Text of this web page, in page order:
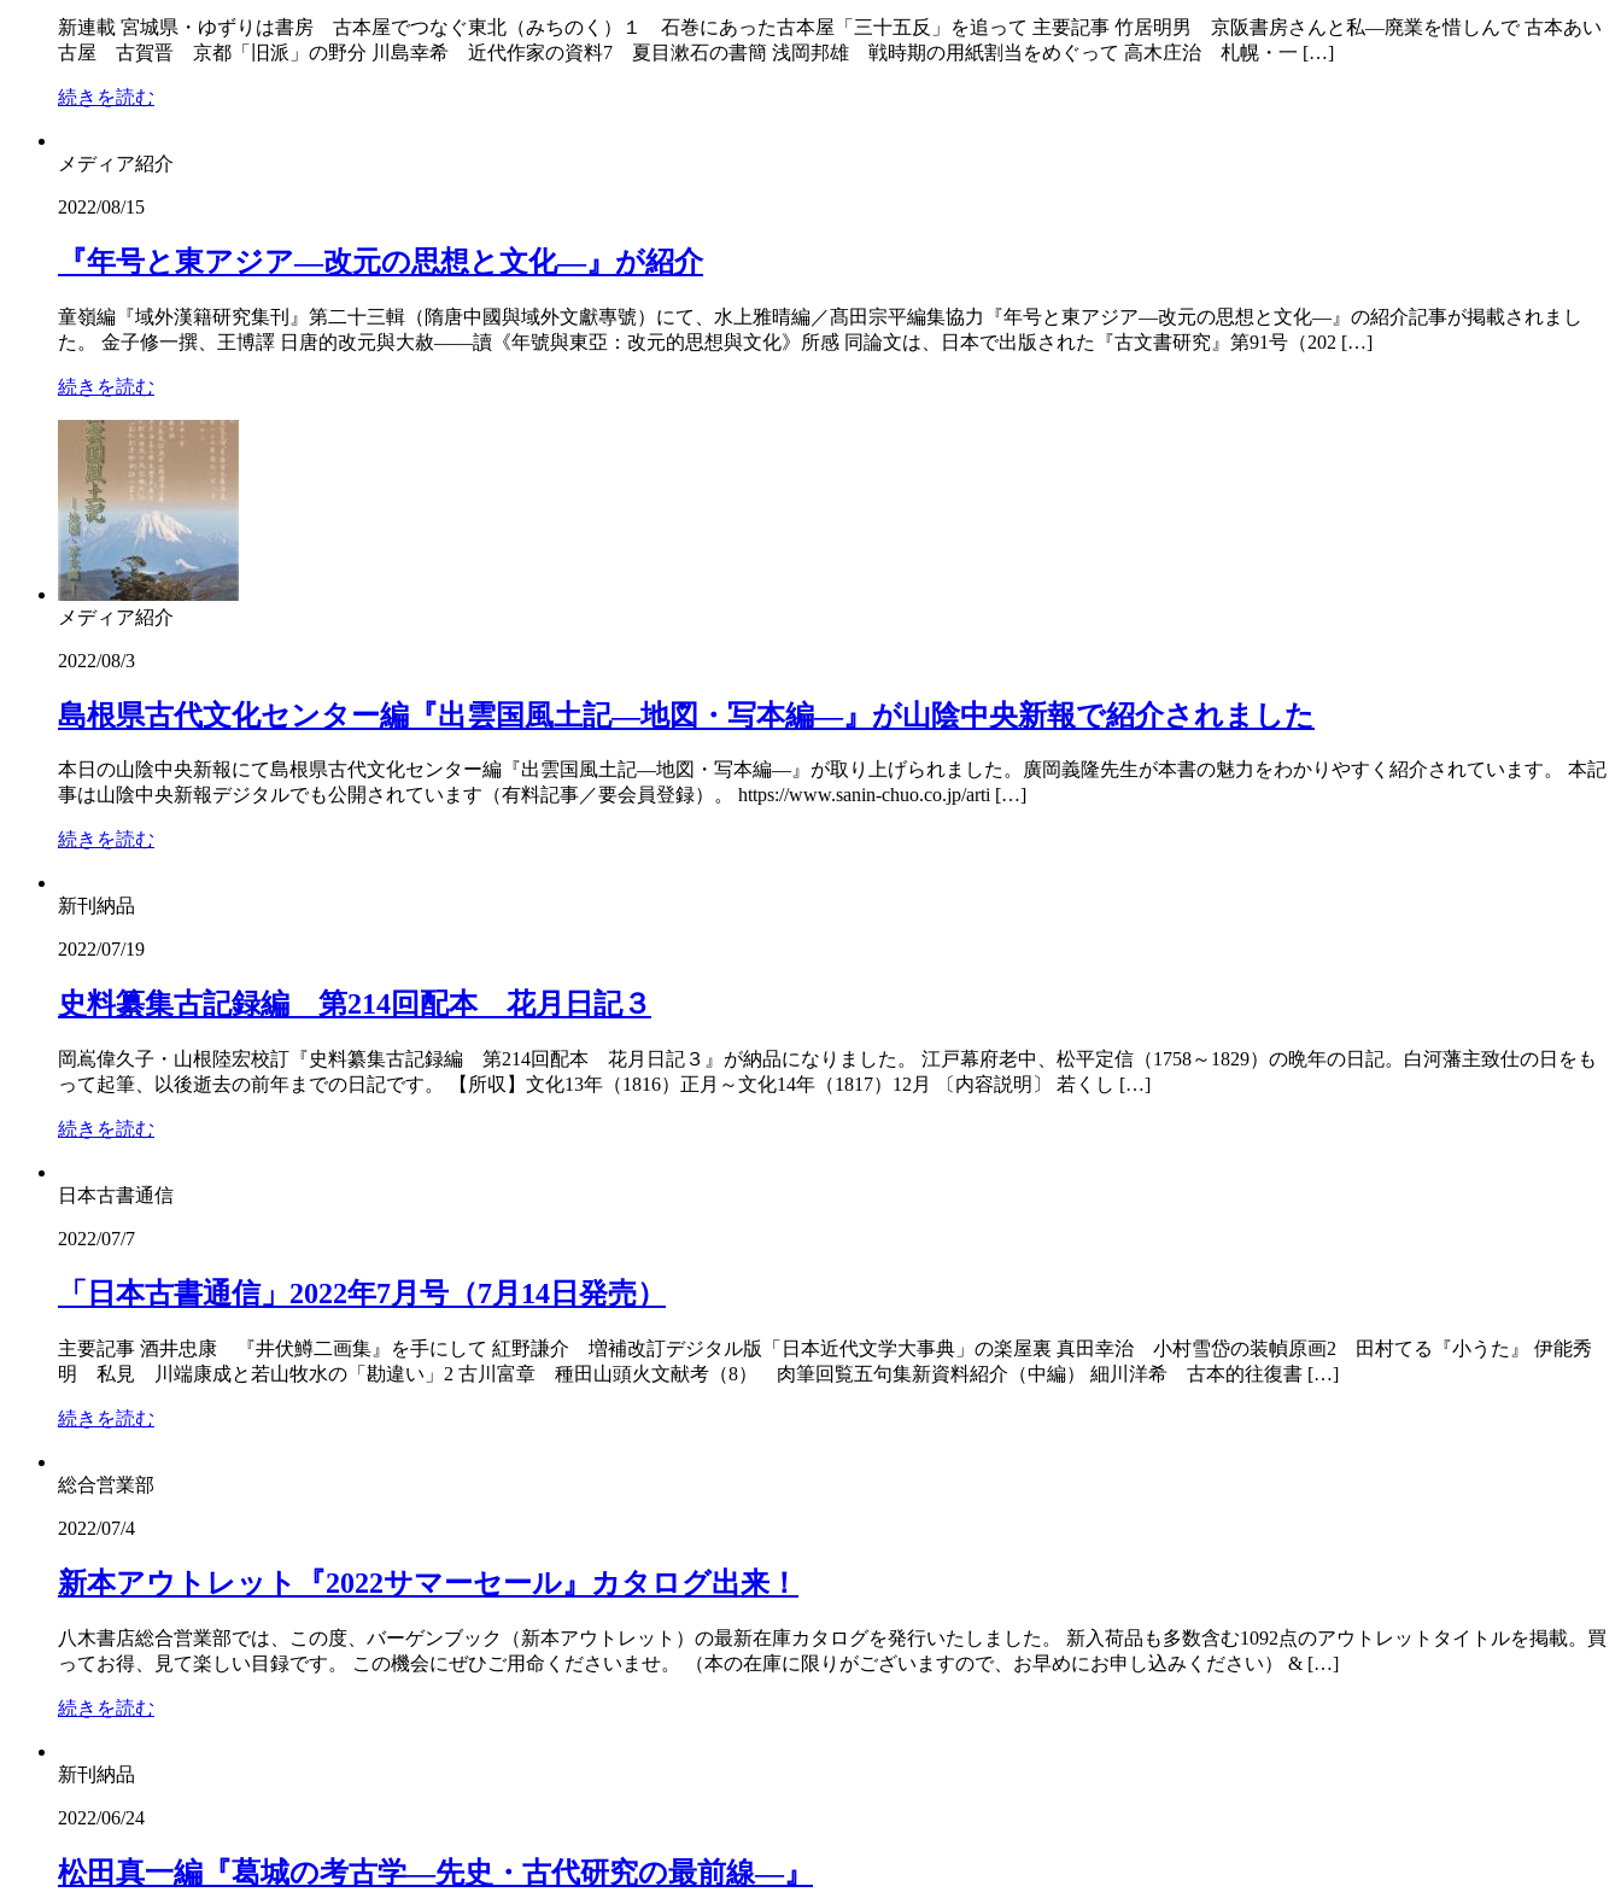
新連載 宮城県・ゆずりは書房 古本屋でつなぐ東北（みちのく）１ 石巻にあった古本屋「三十五反」を追って 主要記事 竹居明男 京阪書房さんと私―廃業を惜しんで 古本あい
古屋 古賀晋 京都「旧派」の野分 川島幸希 近代作家の資料7 夏目漱石の書簡 浅岡邦雄 戦時期の用紙割当をめぐって 高木庄治 札幌・一 […]
続きを読む
メディア紹介
2022/08/15
『年号と東アジア―改元の思想と文化―』が紹介
童嶺編『域外漢籍研究集刊』第二十三輯（隋唐中國與域外文獻專號）にて、水上雅晴編／髙田宗平編集協力『年号と東アジア―改元の思想と文化―』の紹介記事が掲載されまし
た。 金子修一撰、王博譯 日唐的改元與大赦——讀《年號與東亞：改元的思想與文化》所感 同論文は、日本で出版された『古文書研究』第91号（202 […]
続きを読む
メディア紹介
2022/08/3
島根県古代文化センター編『出雲国風土記―地図・写本編―』が山陰中央新報で紹介されました
本日の山陰中央新報にて島根県古代文化センター編『出雲国風土記―地図・写本編―』が取り上げられました。廣岡義隆先生が本書の魅力をわかりやすく紹介されています。 本記
事は山陰中央新報デジタルでも公開されています（有料記事／要会員登録）。 https://www.sanin-chuo.co.jp/arti […]
続きを読む
新刊納品
2022/07/19
史料纂集古記録編 第214回配本 花月日記３
岡嶌偉久子・山根陸宏校訂『史料纂集古記録編 第214回配本 花月日記３』が納品になりました。 江戸幕府老中、松平定信（1758～1829）の晩年の日記。白河藩主致仕の日をも
って起筆、以後逝去の前年までの日記です。 【所収】文化13年（1816）正月～文化14年（1817）12月 〔内容説明〕 若くし […]
続きを読む
日本古書通信
2022/07/7
「日本古書通信」2022年7月号（7月14日発売）
主要記事 酒井忠康 『井伏鱒二画集』を手にして 紅野謙介 増補改訂デジタル版「日本近代文学大事典」の楽屋裏 真田幸治 小村雪岱の装幀原画2 田村てる『小うた』 伊能秀
明 私見 川端康成と若山牧水の「勘違い」2 古川富章 種田山頭火文献考（8） 肉筆回覧五句集新資料紹介（中編） 細川洋希 古本的往復書 […]
続きを読む
総合営業部
2022/07/4
新本アウトレット『2022サマーセール』カタログ出来！
八木書店総合営業部では、この度、バーゲンブック（新本アウトレット）の最新在庫カタログを発行いたしました。 新入荷品も多数含む1092点のアウトレットタイトルを掲載。買
ってお得、見て楽しい目録です。 この機会にぜひご用命くださいませ。 （本の在庫に限りがございますので、お早めにお申し込みください） & […]
続きを読む
新刊納品
2022/06/24
松田真一編『葛城の考古学―先史・古代研究の最前線―』